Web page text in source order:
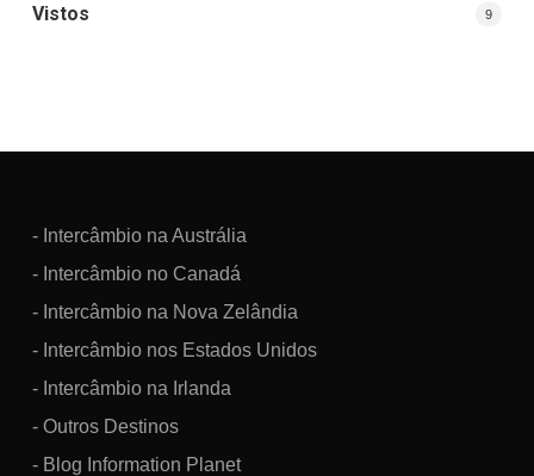
Vistos 9
- Intercâmbio na Austrália
- Intercâmbio no Canadá
- Intercâmbio na Nova Zelândia
- Intercâmbio nos Estados Unidos
- Intercâmbio na Irlanda
- Outros Destinos
- Blog Information Planet